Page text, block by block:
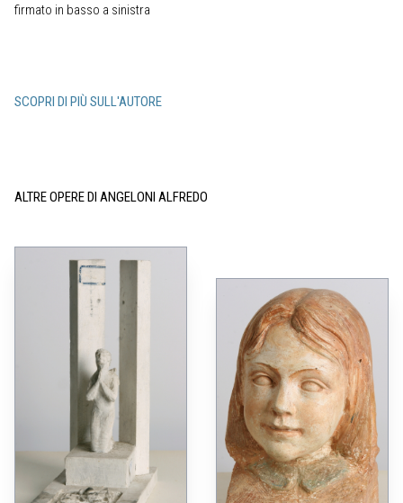
firmato in basso a sinistra
SCOPRI DI PIÙ SULL'AUTORE
ALTRE OPERE DI ANGELONI ALFREDO